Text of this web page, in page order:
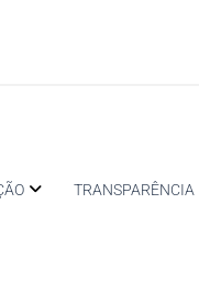
TRANSPARÊNCIA